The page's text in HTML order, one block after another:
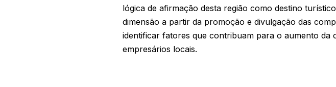
lógica de afirmação desta região como destino
dimensão a partir da promoção e divulgação das
identificar fatores que contribuam para o aumento da
empresários locais.